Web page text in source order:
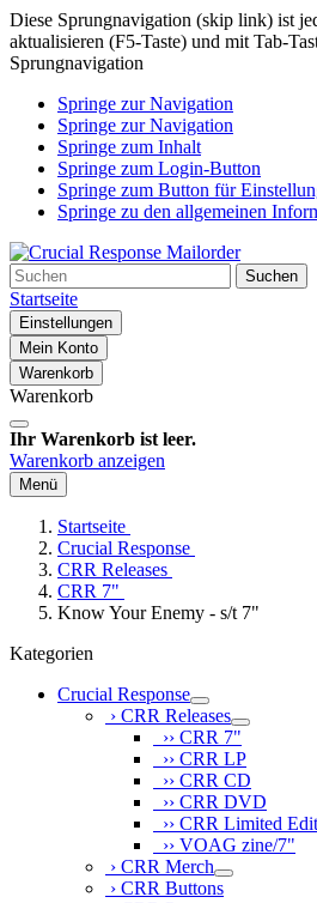
Diese Sprungnavigation (skip link) ist
aktualisieren (F5-Taste) und mit Tab-
Sprungnavigation
Springe zur Navigation
Springe zur Navigation
Springe zum Inhalt
Springe zum Login-Button
Springe zum Button für
Springe zu den allgemeinen
Suchen
Startseite
Einstellungen
Mein Konto
Warenkorb
Warenkorb
Ihr Warenkorb ist leer.
Warenkorb anzeigen
Menü
Startseite
Crucial Response
CRR Releases
CRR 7"
Know Your Enemy - s/t 7"
Kategorien
Crucial Response
› CRR Releases
›› CRR 7"
›› CRR LP
›› CRR CD
›› CRR DVD
›› CRR Limited
›› VOAG zine/7"
› CRR Merch
› CRR Buttons